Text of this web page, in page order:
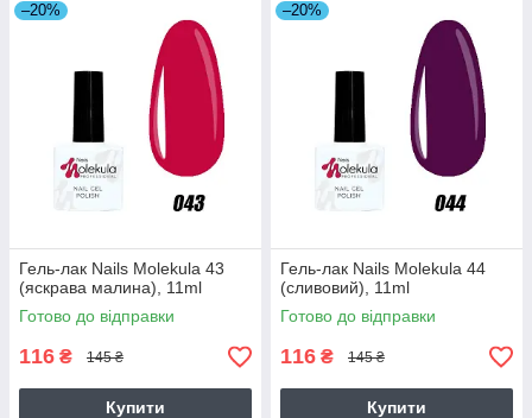
–20%
Гель-лак Nails Molekula 43
(яскрава малина), 11ml
Готово до відправки
116 ₴ 145 ₴
Купити
–20%
Гель-лак Nails Molekula 44
(сливовий), 11ml
Готово до відправки
116 ₴ 145 ₴
Купити